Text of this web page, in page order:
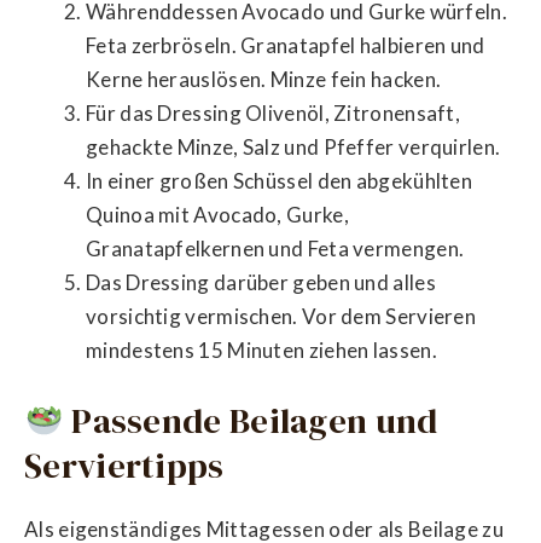
Währenddessen Avocado und Gurke würfeln.
Feta zerbröseln. Granatapfel halbieren und
Kerne herauslösen. Minze fein hacken.
Für das Dressing Olivenöl, Zitronensaft,
gehackte Minze, Salz und Pfeffer verquirlen.
In einer großen Schüssel den abgekühlten
Quinoa mit Avocado, Gurke,
Granatapfelkernen und Feta vermengen.
Das Dressing darüber geben und alles
vorsichtig vermischen. Vor dem Servieren
mindestens 15 Minuten ziehen lassen.
Passende Beilagen und
Serviertipps
Als eigenständiges Mittagessen oder als Beilage zu